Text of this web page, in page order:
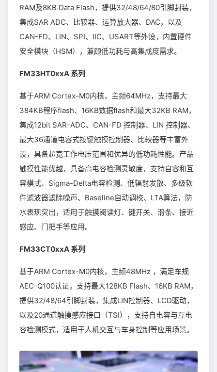
RAM及8KB Data Flash，提供32/48/64/80引脚封装，
集成SAR ADC、比较器、运算放大器、DAC，以及
CAN-FD、LIN、SPI、IIC、USART等外设，内置硬件
安全模块（HSM），兼顾低功耗与高集成度需求。
FM33HT0xxA 系列
基于ARM Cortex-M0内核，主频64MHz，支持最大
384KB程序flash、16KB数据flash和最大32KB RAM，
集成12bit SAR-ADC、CAN-FD 控制器、LIN 控制器、
最大36通道电容式按键触摸控制器、比较器等丰富外
设，具备超宽工作电压范围和优异的低功耗性能。产品
触摸性能优越，具备高电容检测灵敏度，支持自容和互
容模式、Sigma-Delta电容检测、低辐射发散、多级软
件滤波器滤除噪声、Baseline自动调校、LTA算法，防
水表现突出，适用于触摸阅读灯、键开关、滑条、接近
感应、门把手等应用。
FM33CT0xxA 系列
基于ARM Cortex-M0内核，主频48MHz ，满足车规
AEC-Q100认证，支持最大128KB Flash、16KB RAM，
提供32/48/64引脚封装，集成LIN控制器、LCD驱动，
以及20通道触摸感应接口（TSI），支持自电容与互电
容检测模式，适用于人机交互与车身控制等应用场景。